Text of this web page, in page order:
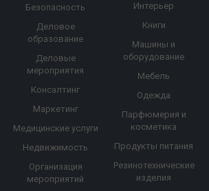
Безопасность
Деловое
образование
Деловые
мероприятия
Консалтинг
Маркетинг
Медицинские услуги
Недвижимость
Организация
мероприятий
Интерьер
Книги
Машины и
оборудование
Мебель
Одежда
Парфюмерия и
косметика
Продукты питания
Резинотехнические
изделия